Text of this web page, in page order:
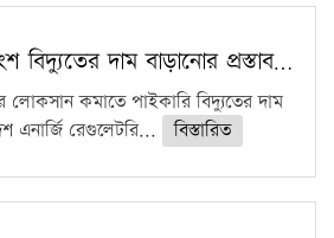
বিদ্যুতের দাম বাড়ানোর প্রস্তাব…
লোকসান কমাতে পাইকারি বিদ্যুতের দাম
এনার্জি রেগুলেটরি...
বিস্তারিত